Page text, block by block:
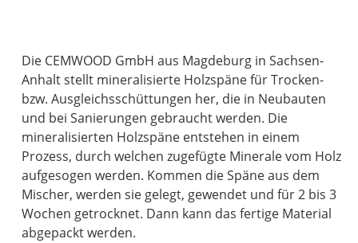
Die CEMWOOD GmbH aus Magdeburg in Sachsen-
Anhalt stellt mineralisierte Holzspäne für Trocken-
bzw. Ausgleichsschüttungen her, die in Neubauten
und bei Sanierungen gebraucht werden. Die
mineralisierten Holzspäne entstehen in einem
Prozess, durch welchen zugefügte Minerale vom Holz
aufgesogen werden. Kommen die Späne aus dem
Mischer, werden sie gelegt, gewendet und für 2 bis 3
Wochen getrocknet. Dann kann das fertige Material
abgepackt werden.